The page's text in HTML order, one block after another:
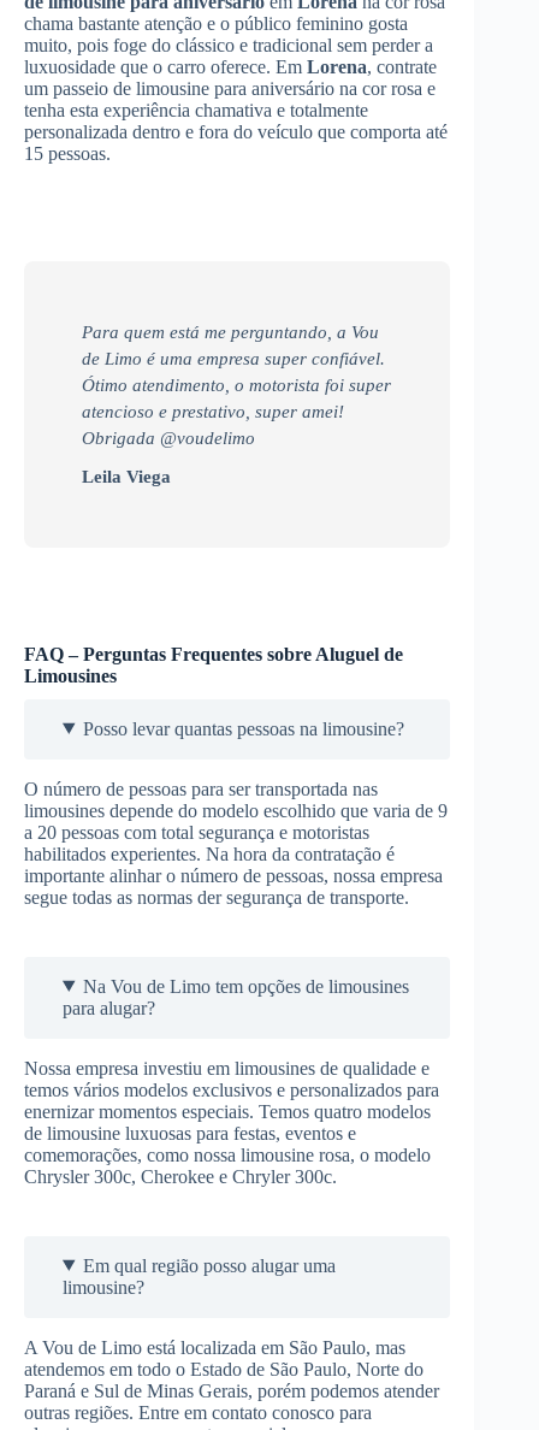
chama bastante atenção e o público feminino gosta
muito, pois foge do clássico e tradicional sem perder a
luxuosidade que o carro oferece. Em Lorena, contrate
um passeio de limousine para aniversário na cor rosa e
tenha esta experiência chamativa e totalmente
personalizada dentro e fora do veículo que comporta até
15 pessoas.
Para quem está me perguntando, a Vou
de Limo é uma empresa super confiável.
Ótimo atendimento, o motorista foi super
atencioso e prestativo, super amei!
Obrigada @voudelimo
Leila Viega
FAQ – Perguntas Frequentes sobre Aluguel de
Limousines
Posso levar quantas pessoas na limousine?
O número de pessoas para ser transportada nas
limousines depende do modelo escolhido que varia de 9
a 20 pessoas com total segurança e motoristas
habilitados experientes. Na hora da contratação é
importante alinhar o número de pessoas, nossa empresa
segue todas as normas der segurança de transporte.
Na Vou de Limo tem opções de limousines
para alugar?
Nossa empresa investiu em limousines de qualidade e
temos vários modelos exclusivos e personalizados para
enernizar momentos especiais. Temos quatro modelos
de limousine luxuosas para festas, eventos e
comemorações, como nossa limousine rosa, o modelo
Chrysler 300c, Cherokee e Chryler 300c.
Em qual região posso alugar uma
limousine?
A Vou de Limo está localizada em São Paulo, mas
atendemos em todo o Estado de São Paulo, Norte do
Paraná e Sul de Minas Gerais, porém podemos atender
outras regiões. Entre em contato conosco para